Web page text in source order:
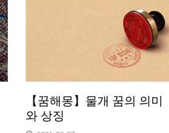
【꿈해몽】물개 꿈의 의미
와 상징